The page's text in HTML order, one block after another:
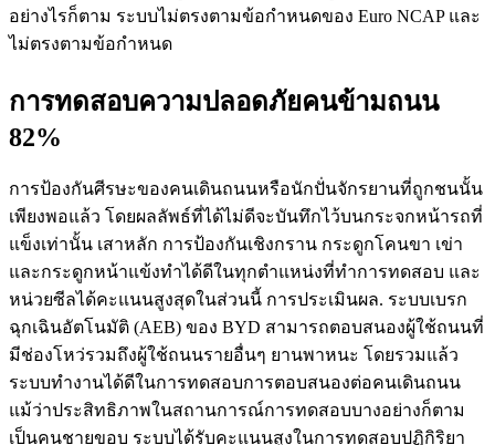
อย่างไรก็ตาม ระบบไม่ตรงตามข้อกำหนดของ Euro NCAP และ
ไม่ตรงตามข้อกำหนด
การทดสอบความปลอดภัยคนข้ามถนน
82%
การป้องกันศีรษะของคนเดินถนนหรือนักปั่นจักรยานที่ถูกชนนั้น
เพียงพอแล้ว โดยผลลัพธ์ที่ได้ไม่ดีจะบันทึกไว้บนกระจกหน้ารถที่
แข็งเท่านั้น เสาหลัก การป้องกันเชิงกราน กระดูกโคนขา เข่า
และกระดูกหน้าแข้งทำได้ดีในทุกตำแหน่งที่ทำการทดสอบ และ
หน่วยซีลได้คะแนนสูงสุดในส่วนนี้ การประเมินผล. ระบบเบรก
ฉุกเฉินอัตโนมัติ (AEB) ของ BYD สามารถตอบสนองผู้ใช้ถนนที่
มีช่องโหว่รวมถึงผู้ใช้ถนนรายอื่นๆ ยานพาหนะ โดยรวมแล้ว
ระบบทำงานได้ดีในการทดสอบการตอบสนองต่อคนเดินถนน
แม้ว่าประสิทธิภาพในสถานการณ์การทดสอบบางอย่างก็ตาม
เป็นคนชายขอบ ระบบได้รับคะแนนสูงในการทดสอบปฏิกิริยา